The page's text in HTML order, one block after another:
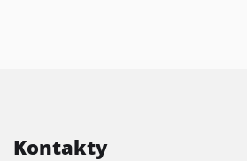
Kontakty